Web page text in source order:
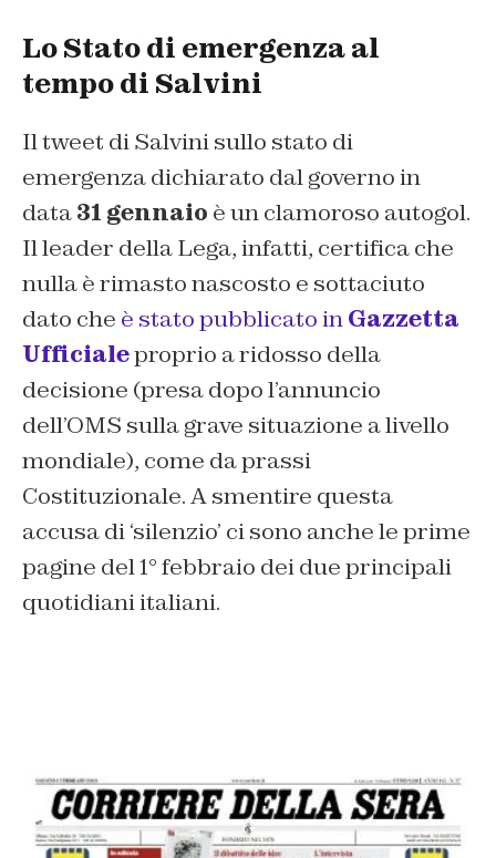
Lo Stato di emergenza al
tempo di Salvini
Il tweet di Salvini sullo stato di
emergenza dichiarato dal governo in
data31 gennaio è un clamoroso autogol.
Il leader della Lega, infatti, certifica che
nulla è rimasto nascosto e sottaciuto
dato che è stato pubblicato inGazzetta
Ufficialeproprio a ridosso della
decisione (presa dopo l’annuncio
dell’OMS sulla grave situazione a livello
mondiale), come da prassi
Costituzionale. A smentire questa
accusa di ‘silenzio’ ci sono anche le prime
pagine del 1° febbraio dei due principali
quotidiani italiani.